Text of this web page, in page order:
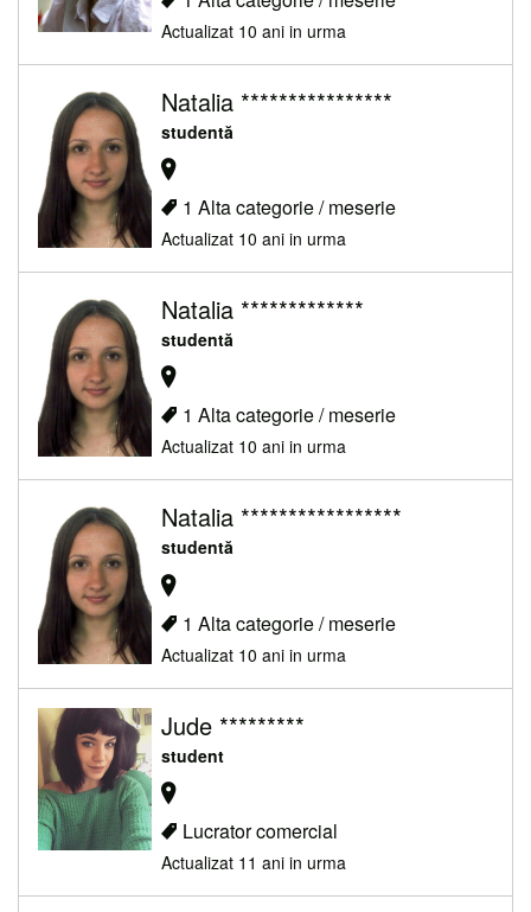
Actualizat 10 ani in urma
Natalia ****************
studentă
1 Alta categorie / meserie
Actualizat 10 ani in urma
Natalia *************
studentă
1 Alta categorie / meserie
Actualizat 10 ani in urma
Natalia *****************
studentă
1 Alta categorie / meserie
Actualizat 10 ani in urma
Jude *********
student
Lucrator comercial
Actualizat 11 ani in urma